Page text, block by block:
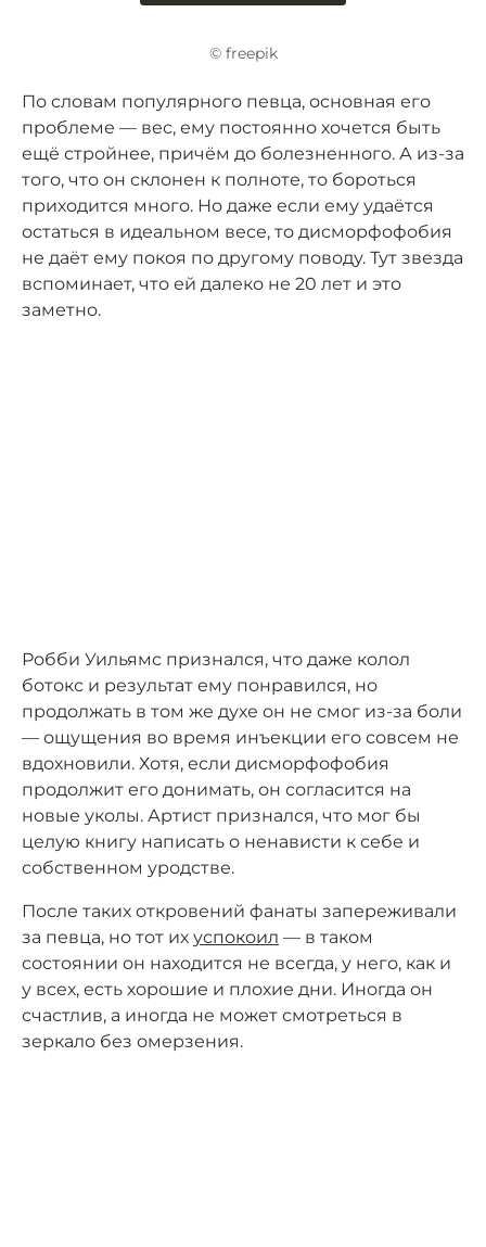
© freepik
По словам популярного певца, основная его
проблеме — вес, ему постоянно хочется быть
ещё стройнее, причём до болезненного. А из-за
того, что он склонен к полноте, то бороться
приходится много. Но даже если ему удаётся
остаться в идеальном весе, то дисморфофобия
не даёт ему покоя по другому поводу. Тут звезда
вспоминает, что ей далеко не 20 лет и это
заметно.
Робби Уильямс признался, что даже колол
ботокс и результат ему понравился, но
продолжать в том же духе он не смог из-за боли
— ощущения во время инъекции его совсем не
вдохновили. Хотя, если дисморфофобия
продолжит его донимать, он согласится на
новые уколы. Артист признался, что мог бы
целую книгу написать о ненависти к себе и
собственном уродстве.
После таких откровений фанаты запереживали
за певца, но тот их успокоил — в таком
состоянии он находится не всегда, у него, как и
у всех, есть хорошие и плохие дни. Иногда он
счастлив, а иногда не может смотреться в
зеркало без омерзения.